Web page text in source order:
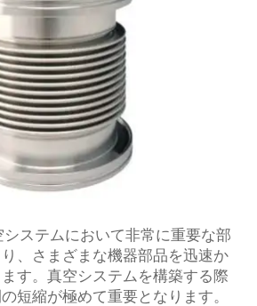
ステムにおいて非常に重要な部
、さまざまな機器部品を迅速か
す。真空システムを構築する際
短縮が極めて重要となります。